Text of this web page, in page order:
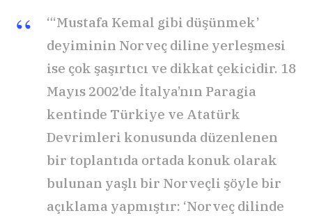
“‘Mustafa Kemal gibi düşünmek’
deyiminin Norveç diline yerleşmesi
ise çok şaşırtıcı ve dikkat çekicidir. 18
Mayıs 2002’de İtalya’nın Paragia
kentinde Türkiye ve Atatürk
Devrimleri konusunda düzenlenen
bir toplantıda ortada konuk olarak
bulunan yaşlı bir Norveçli şöyle bir
açıklama yapmıştır: ‘Norveç dilinde